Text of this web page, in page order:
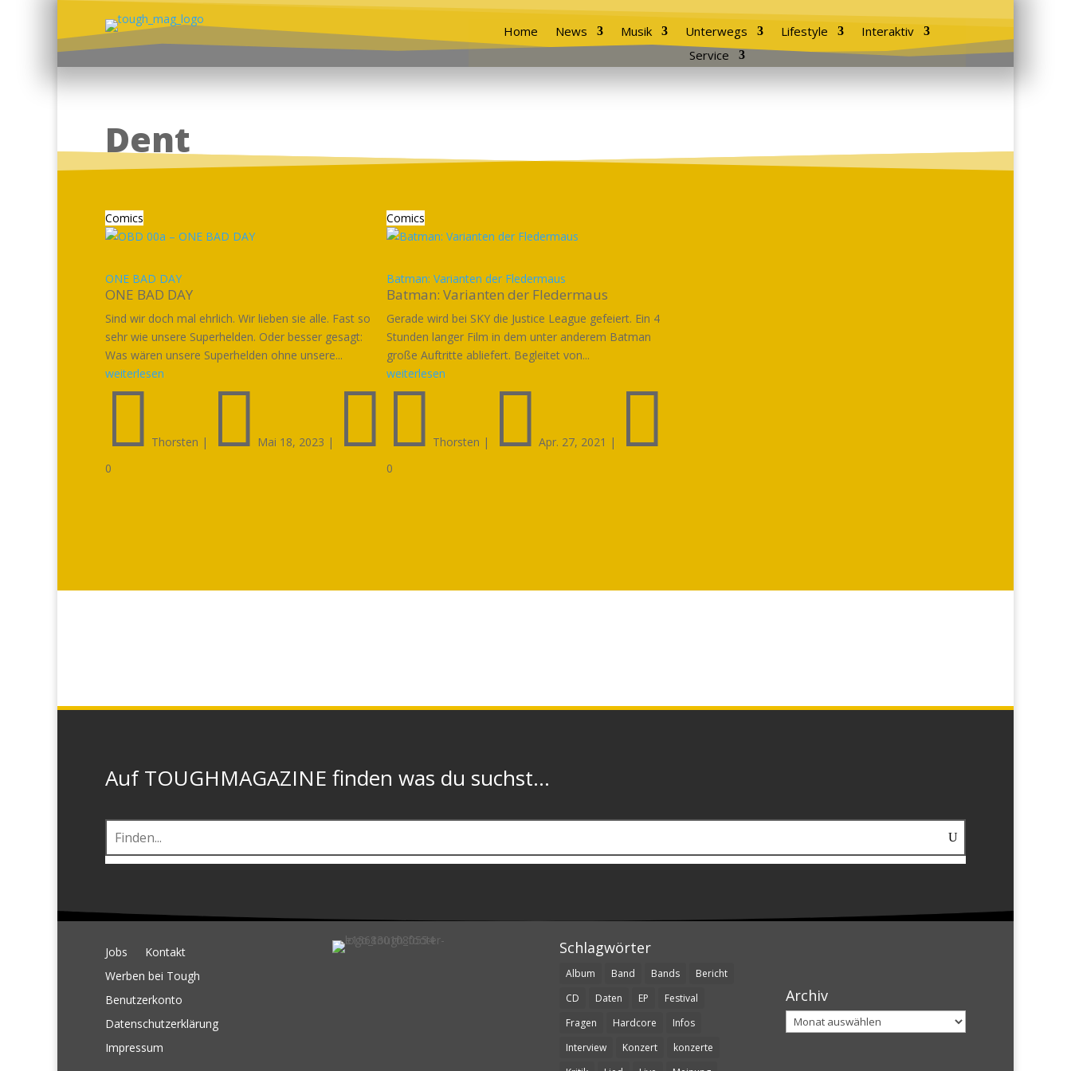
Home News Musik Unterwegs Lifestyle
Interaktiv
Service
Dent
Comics
ONE BAD DAY
ONE BAD DAY
Sind wir doch mal ehrlich. Wir lieben sie alle. Fast so
sehr wie unsere Superhelden. Oder besser gesagt:
Was wären unsere Superhelden ohne unsere...
weiterlesen
 Thorsten |  Mai 18, 2023 | 
0
Comics
Batman: Varianten der Fledermaus
Batman: Varianten der Fledermaus
Gerade wird bei SKY die Justice League gefeiert. Ein 4
Stunden langer Film in dem unter anderem Batman
große Auftritte abliefert. Begleitet von...
weiterlesen
 Thorsten | Apr. 27, 2021 | 
0
Auf TOUGHMAGAZINE finden was du suchst...
Jobs
Kontakt
Werben bei Tough
Benutzerkonto
Datenschutzerklärung
Impressum
Schlagwörter
Album Band Bands
Bericht
CD
Daten EP
Festival
Fragen
Hardcore
Infos
Interview
Konzert
konzerte
Archiv
Archiv